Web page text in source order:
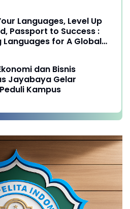
Languages, Level Up
Passport to Success :
Languages for A Global
dan Bisnis
Jayabaya Gelar
Kampus